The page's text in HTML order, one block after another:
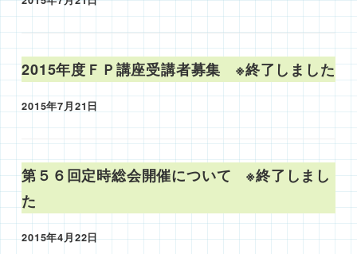
投稿日
2015年度ＦＰ講座受講者募集 ※終了しました
投稿日
2015年7月21日
第５６回定時総会開催について ※終了しまし
た
投稿日
2015年4月22日